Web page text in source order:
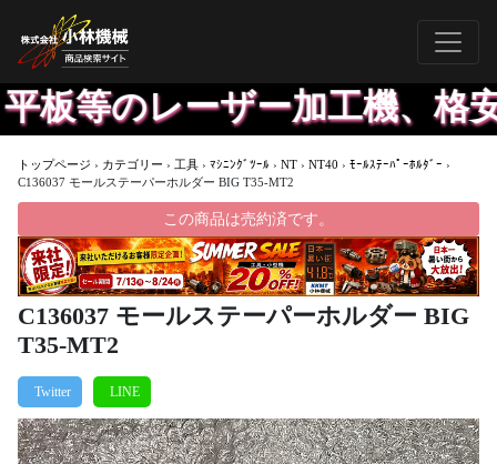
レーザー加工機、格安
トップページ › カテゴリー › 工具 › ﾏｼﾆﾝｸﾞﾂｰﾙ › NT › NT40 › ﾓｰﾙｽﾃｰﾊﾟｰﾎﾙﾀﾞｰ ›
C136037 モールステーパーホルダー BIG T35-MT2
この商品は売約済です。
C136037 モールステーパーホルダー BIG
T35-MT2